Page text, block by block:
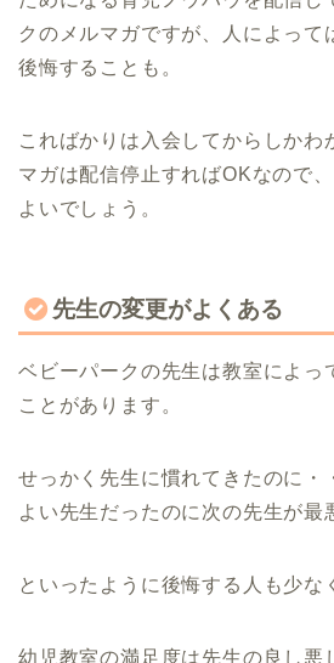
クのメルマガですが、人によって
後悔することも。
こればかりは入会してからしかわ
マガは配信停止すればOKなので
よいでしょう。
先生の変更がよくある
ベビーパークの先生は教室によっ
ことがあります。
せっかく先生に慣れてきたのに・
よい先生だったのに次の先生が最
といったように後悔する人も少な
幼児教室の満足度は先生の良し悪